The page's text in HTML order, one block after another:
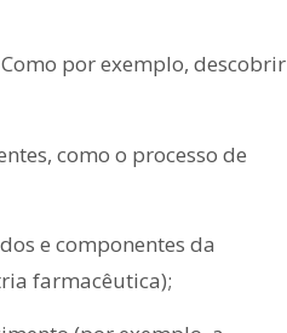
por exemplo, descobrir
como o processo de
e componentes da
farmacêutica);